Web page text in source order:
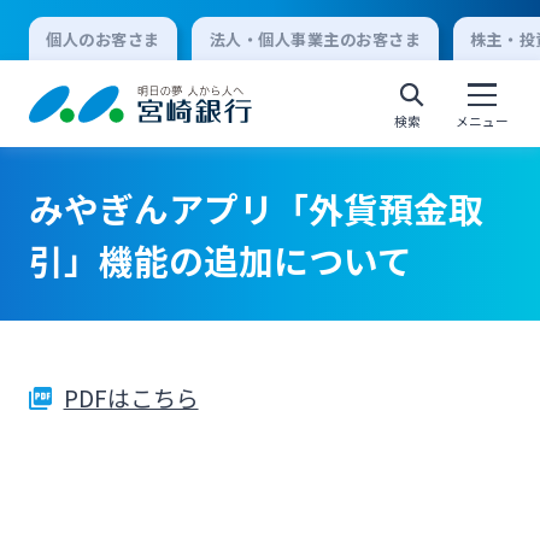
個人のお客さま 法人・個人事業主のお客さま 株主・
検索 メニュー
個人向けインターネットバンキング
ログオン
法人向けインターネットバンキング
みやぎんアプリ「外貨預金取
引」機能の追加について
PDFはこちら